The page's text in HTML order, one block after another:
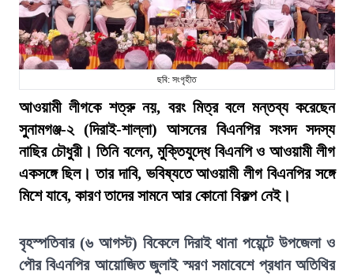
ছবি: সংগৃহীত
আওয়ামী লীগকে শত্রু নয়, বরং মিত্র বলে মন্তব্য করেছেন
সুনামগঞ্জ-২ (দিরাই-শাল্লা) আসনের বিএনপির সংসদ সদস্য
নাছির চৌধুরী। তিনি বলেন, মুক্তিযুদ্ধে বিএনপি ও আওয়ামী লীগ
একসঙ্গে ছিল। তার দাবি, ভবিষ্যতে আওয়ামী লীগ বিএনপির সঙ্গে
মিশে যাবে, কারণ তাদের সামনে আর কোনো বিকল্প নেই।
বৃহস্পতিবার (৬ আগস্ট) বিকেলে দিরাই থানা পয়েন্টে উপজেলা ও
পৌর বিএনপির আয়োজিত জুলাই স্মরণ সমাবেশে প্রধান অতিথির